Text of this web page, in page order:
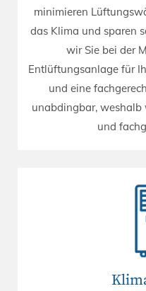
minimieren
das Klima und sparen
wir Sie bei der
Entlüftungsanlage für
und eine
unabdingbar, weshalb
und